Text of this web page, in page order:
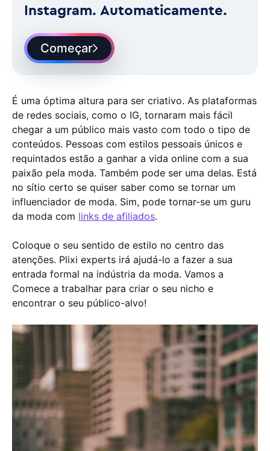
Instagram. Automaticamente.
Começar
É uma óptima altura para ser criativo. As plataformas
de redes sociais, como o IG, tornaram mais fácil
chegar a um público mais vasto com todo o tipo de
conteúdos. Pessoas com estilos pessoais únicos e
requintados estão a ganhar a vida online com a sua
paixão pela moda. Também pode ser uma delas. Está
no sítio certo se quiser saber como se tornar um
influenciador de moda. Sim, pode tornar-se um guru
da moda com links de afiliados.
Coloque o seu sentido de estilo no centro das
atenções. Plixi experts irá ajudá-lo a fazer a sua
entrada formal na indústria da moda. Vamos a
Comece a trabalhar para criar o seu nicho e
encontrar o seu público-alvo!